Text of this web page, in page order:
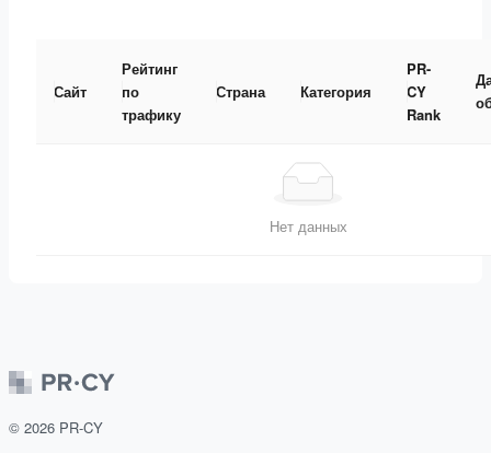
Сайт
Рейтинг
по
трафику
Страна Категория
PR-
CY
Rank
Нет данных
© 2026 PR-CY